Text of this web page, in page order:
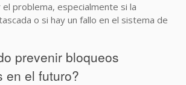
problema, especialmente si la
o si hay un fallo en el sistema de
prevenir bloqueos
en el futuro?